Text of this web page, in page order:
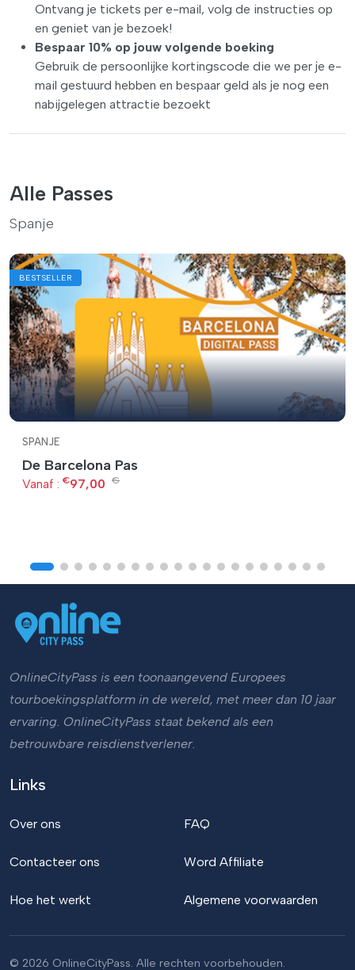
Ontvang je tickets per e-mail, volg de instructies op
en geniet van je bezoek!
Bespaar 10% op jouw volgende boeking
Gebruik de persoonlijke kortingscode die we per je e-
mail gestuurd hebben en bespaar geld als je nog een
nabijgelegen attractie bezoekt
Alle Passes
Spanje
BESTSELLER
SPANJE
De Barcelona Pas
Vanaf : €97,00 €
OnlineCityPass is een toonaangevend Europees
tourboekingsplatform in de wereld, met meer dan 10 jaar
ervaring. OnlineCityPass staat bekend als een
betrouwbare reisdienstverlener.
Links
Over ons
Contacteer ons
Hoe het werkt
FAQ
Word Affiliate
Algemene voorwaarden
© 2026 OnlineCityPass. Alle rechten voorbehouden.